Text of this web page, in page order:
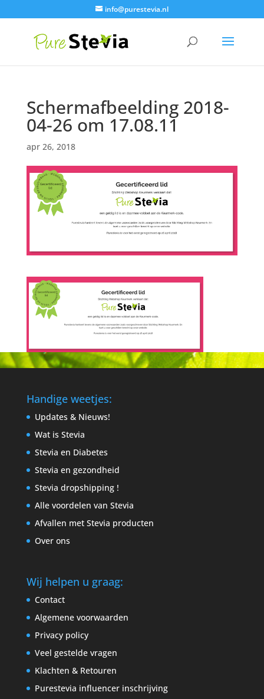
info@purestevia.nl
Schermafbeelding 2018-
04-26 om 17.08.11
apr 26, 2018
Handige weetjes:
Updates & Nieuws!
Wat is Stevia
Stevia en Diabetes
Stevia en gezondheid
Stevia dropshipping !
Alle voordelen van Stevia
Afvallen met Stevia producten
Over ons
Wij helpen u graag:
Contact
Algemene voorwaarden
Privacy policy
Veel gestelde vragen
Klachten & Retouren
Purestevia influencer inschrijving